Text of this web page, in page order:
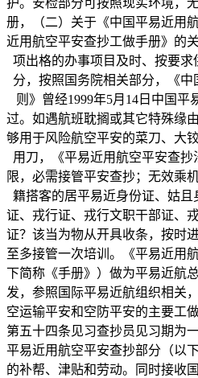
护。安检部分可按照现实环境，
册，（二）关于《中国平易近用
近用航空平安查抄工做手册》的
项出格的办事项目及时、按要
分，按照国务院相关部分，《
则》曾经1999年5月14日中国平
过。如遇航班耽搁或其它特殊缘
够用于风险航空平安的菜刀、大
用刀，《平易近用航空平安查
限，必需接管平安查抄；无效乘
籍搭客的居平易近身份证、姑
证、戎行证、戎行文职干部证、
证？该当为物从开具收条，按时
至多接管一次培训。《平易近用
下简称《手册》）做为平易近航
发，参照国际平易近航组织相关
空运输平安和空防平安的主要工
第五十四条见习查抄员见习期为
平易近用航空平安查抄部分（以
的补帮、津贴和劳动。同时接收